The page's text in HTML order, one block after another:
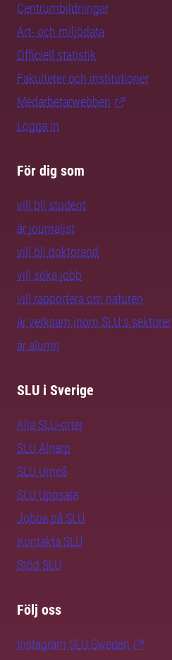
Centrumbildningar
Art- och miljödata
Officiell statistik
Fakulteter och institutioner
Medarbetarwebben
Logga in
För dig som
vill bli student
är journalist
vill bli doktorand
vill söka jobb
vill rapportera om naturen
är verksam inom SLU:s sektorer
är alumn
SLU i Sverige
Alla SLU-orter
SLU Alnarp
SLU Umeå
SLU Uppsala
Jobba på SLU
Kontakta SLU
Stöd SLU
Följ oss
Instagram SLU.Sweden